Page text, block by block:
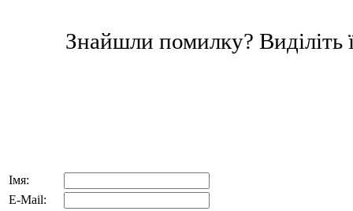
Знайшли помилку? Виділіть
Імя:
E-Mail: